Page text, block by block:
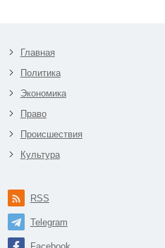
Главная
Политика
Экономика
Право
Происшествия
Культура
RSS
Telegram